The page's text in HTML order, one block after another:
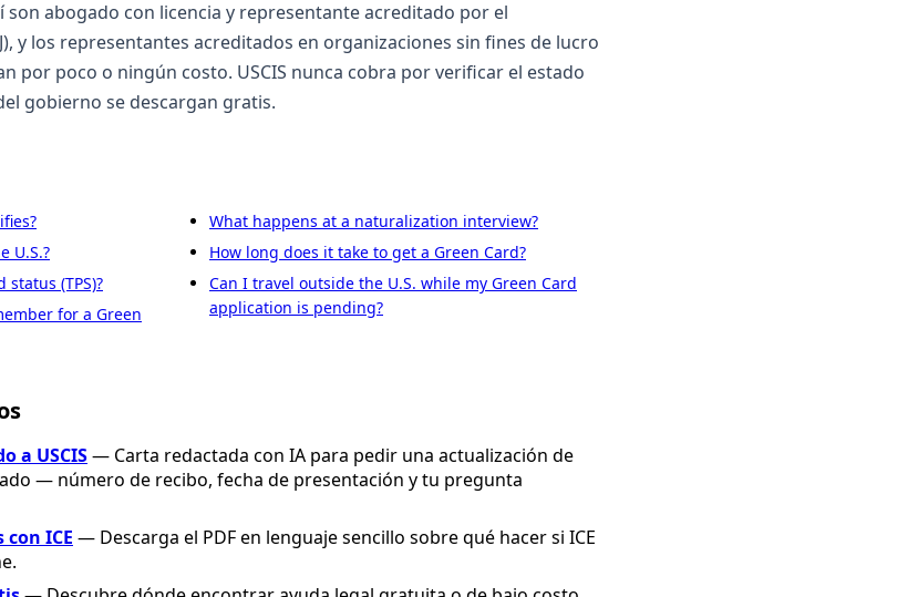
son abogado con licencia y representante acreditado por el
y los representantes acreditados en organizaciones sin fines de lucro
por poco o ningún costo. USCIS nunca cobra por verificar el estado
gobierno se descargan gratis.
U.S.?
(TPS)?
for a Green
What happens at a naturalization interview?
How long does it take to get a Green Card?
Can I travel outside the U.S. while my Green Card
application is pending?
a USCIS— Carta redactada con IA para pedir una actualización de
— número de recibo, fecha de presentación y tu pregunta
ICE — Descarga el PDF en lenguaje sencillo sobre qué hacer si ICE